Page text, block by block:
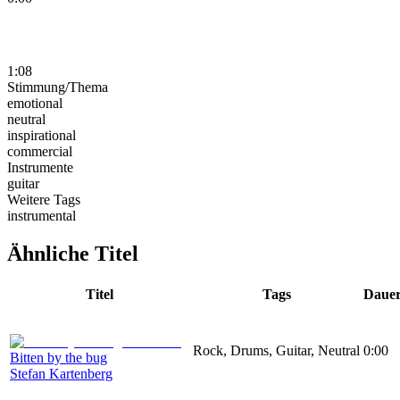
1:08
Stimmung/Thema
emotional
neutral
inspirational
commercial
Instrumente
guitar
Weitere Tags
instrumental
Ähnliche Titel
Titel Tags
Bitten by the bug
Stefan Kartenberg
Rock, Drums, Guitar, Neutral 0:00